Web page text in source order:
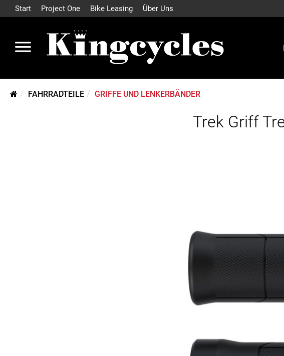
Start Project One Bike Leasing Über Uns
FAHRRADTEILE GRIFFE UND LENKERBÄNDER
Trek Griff